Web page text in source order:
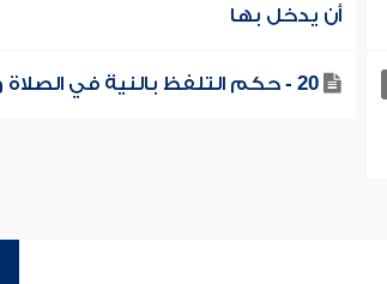
أن يدخل بها
20 - حكم التلفظ بالنية في الصلاة وغيرها